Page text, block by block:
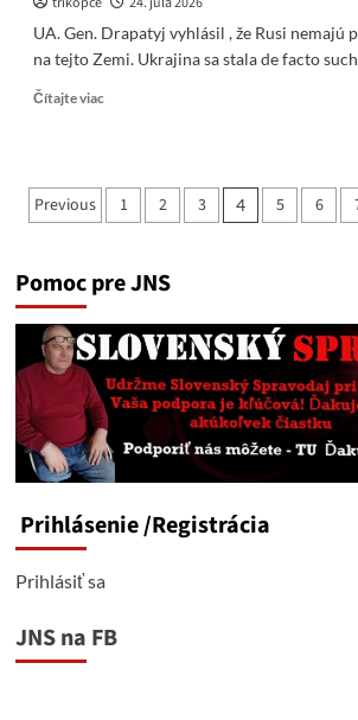
UA. Gen. Drapatyj vyhlásil , že Rusi nemajú
na tejto Zemi. Ukrajina sa stala de facto
Čítajte viacRead
Gen.
Drapatyj
že
Rusi
nemajú
právo
na
existenciu
na
tejto
Zemi
Stránkovanie
Previous 1 2 3 4 5 6
Pomoc pre JNS
Prihlásenie/Registrácia
Prihlásiť sa
JNS na FB